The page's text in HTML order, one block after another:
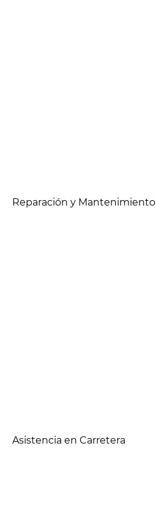
Reparación y Mantenimiento
Asistencia en Carretera